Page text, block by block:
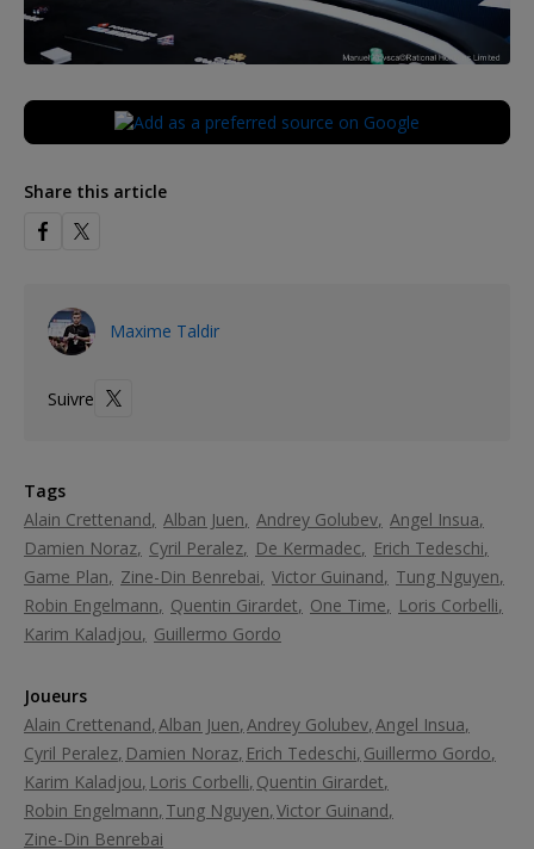
Share this article
Maxime Taldir
Suivre
Tags
Alain Crettenand Alban Juen Andrey Golubev Angel Insua
Damien Noraz Cyril Peralez De Kermadec
Erich Tedeschi
Game Plan
Zine-Din Benrebai Victor Guinand
Tung Nguyen
Robin Engelmann
Quentin Girardet One Time
Loris Corbelli
Karim Kaladjou
Guillermo Gordo
Joueurs
Alain Crettenand Alban Juen Andrey Golubev Angel Insua
Cyril Peralez Damien Noraz Erich Tedeschi Guillermo Gordo
Karim Kaladjou Loris Corbelli Quentin Girardet
Robin Engelmann Tung Nguyen Victor Guinand
Zine-Din Benrebai